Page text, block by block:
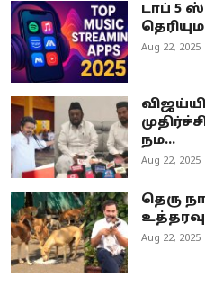
டாப் 5
Aug 22, 2025
நம...
Aug 22, 2025
தெரு
Aug 22, 2025